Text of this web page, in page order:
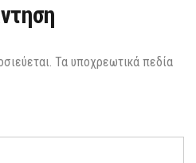
Τα υποχρεωτικά πεδία